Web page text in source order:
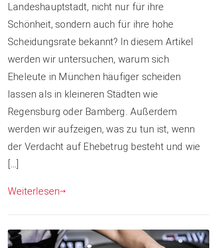
Landeshauptstadt, nicht nur für ihre
Schönheit, sondern auch für ihre hohe
Scheidungsrate bekannt? In diesem Artikel
werden wir untersuchen, warum sich
Eheleute in München häufiger scheiden
lassen als in kleineren Städten wie
Regensburg oder Bamberg. Außerdem
werden wir aufzeigen, was zu tun ist, wenn
der Verdacht auf Ehebetrug besteht und wie
[…]
Weiterlesen